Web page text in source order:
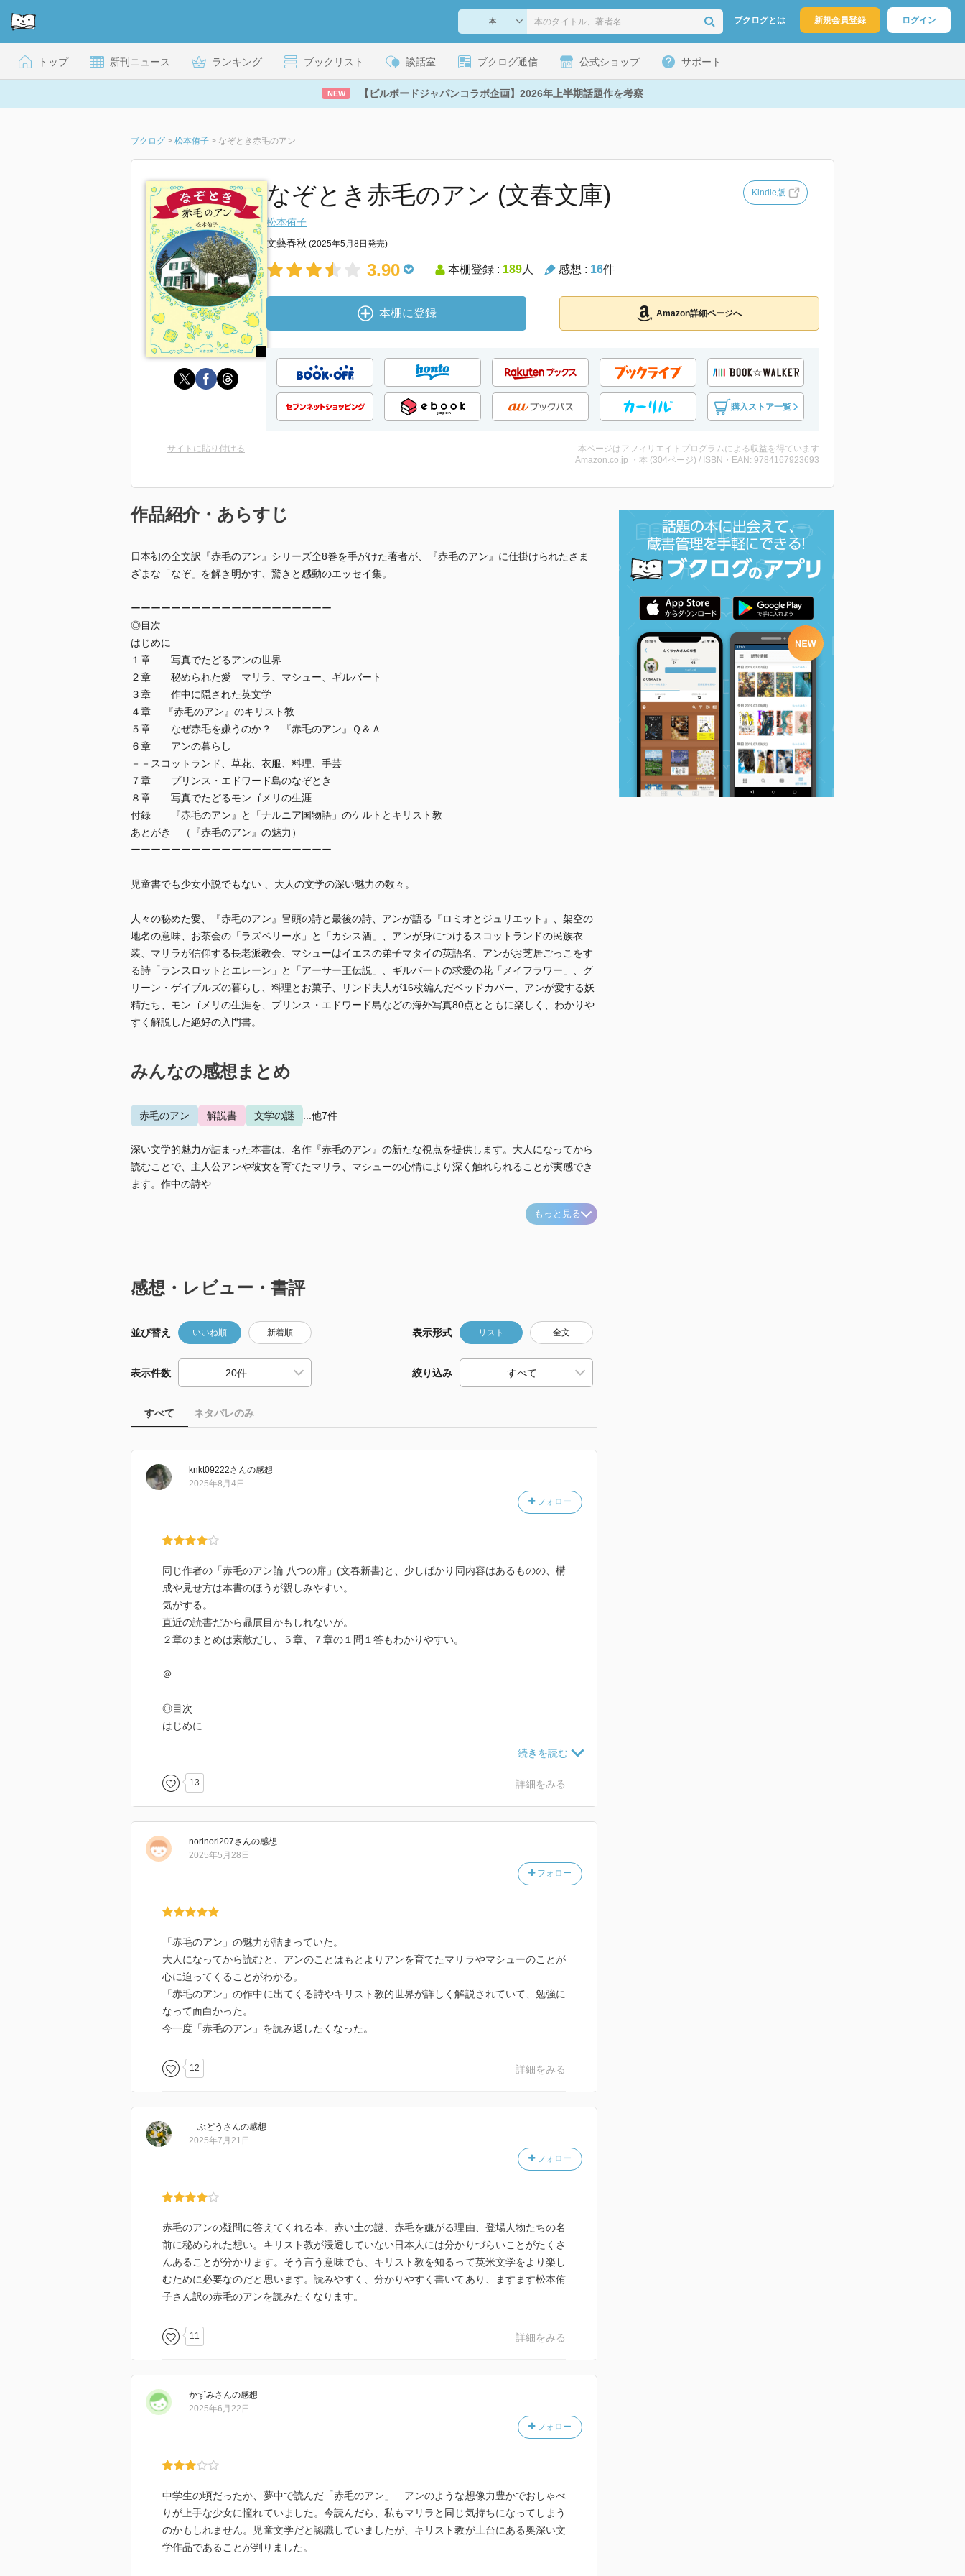
ブクログとは 新規会員登録 ログイン
トップ 新刊ニュース ランキング ブックリスト 談話室 ブクログ通信 公式ショップ サポート
NEW 【ビルボードジャパンコラボ企画】2026年上半期話題作を考察
ブクログ > 松本侑子 > なぞとき赤毛のアン
なぞとき赤毛のアン (文春文庫) Kindle版
松本侑子
文藝春秋 (2025年5月8日発売)
3.90 本棚登録 : 189人 感想 : 16件
本棚に登録 Amazon詳細ページへ
購入ストア一覧
サイトに貼り付ける
本ページはアフィリエイトプログラムによる収益を得ています
Amazon.co.jp ・本 (304ページ) / ISBN・EAN: 9784167923693
作品紹介・あらすじ
日本初の全文訳『赤毛のアン』シリーズ全8巻を手がけた著者が、『赤毛のアン』に仕掛けられたさま
ざまな「なぞ」を解き明かす、驚きと感動のエッセイ集。
ーーーーーーーーーーーーーーーーーーーー
◎目次
はじめに
１章 写真でたどるアンの世界
２章 秘められた愛 マリラ、マシュー、ギルバート
３章 作中に隠された英文学
４章 『赤毛のアン』のキリスト教
５章 なぜ赤毛を嫌うのか？ 『赤毛のアン』Ｑ＆Ａ
６章 アンの暮らし
－－スコットランド、草花、衣服、料理、手芸
７章 プリンス・エドワード島のなぞとき
８章 写真でたどるモンゴメリの生涯
付録 『赤毛のアン』と「ナルニア国物語」のケルトとキリスト教
あとがき （『赤毛のアン』の魅力）
ーーーーーーーーーーーーーーーーーーーー
児童書でも少女小説でもない 、大人の文学の深い魅力の数々。
人々の秘めた愛、『赤毛のアン』冒頭の詩と最後の詩、アンが語る『ロミオとジュリエット』、架空の
地名の意味、お茶会の「ラズベリー水」と「カシス酒」、アンが身につけるスコットランドの民族衣
装、マリラが信仰する長老派教会、マシューはイエスの弟子マタイの英語名、アンがお芝居ごっこをす
る詩「ランスロットとエレーン」と「アーサー王伝説」、ギルバートの求愛の花「メイフラワー」、グ
リーン・ゲイブルズの暮らし、料理とお菓子、リンド夫人が16枚編んだベッドカバー、アンが愛する妖
精たち、モンゴメリの生涯を、プリンス・エドワード島などの海外写真80点とともに楽しく、わかりや
すく解説した絶好の入門書。
みんなの感想まとめ
赤毛のアン 解説書 文学の謎 ...他7件
深い文学的魅力が詰まった本書は、名作『赤毛のアン』の新たな視点を提供します。大人になってから
読むことで、主人公アンや彼女を育てたマリラ、マシューの心情により深く触れられることが実感でき
ます。作中の詩や...
もっと見る
感想・レビュー・書評
並び替え いいね順 新着順 表示形式 リスト 全文
表示件数 絞り込み
すべて ネタバレのみ
knkt09222さんの感想
フォロー
2025年8月4日
同じ作者の「赤毛のアン論 八つの扉」(文春新書)と、少しばかり同内容はあるものの、構
成や見せ方は本書のほうが親しみやすい。
気がする。
直近の読書だから贔屓目かもしれないが。
２章のまとめは素敵だし、５章、７章の１問１答もわかりやすい。
＠
◎目次
はじめに
３章 作中に隠された英文学
４章 『赤毛のアン』のキリスト教
７章 プリンス・エドワード島のなぞとき
８章 写真でたどるモンゴメリの生涯
人々の秘めた愛、『赤毛のアン』冒頭の詩と最後の詩、アンが語る『ロミオとジュリエッ
ト』、架空の地名の意味、お茶会の「ラズベリー水」と「カシス酒」、アンが身につける
スコットランドの民族衣装、マリラが信仰する長老派教会、マシューはイエスの弟子マタ
イの英語名、アンがお芝居ごっこをする詩「ランスロットとエレーン」と「アーサー王伝
説」、ギルバートの求愛の花「メイフラワー」、グリーン・ゲイブルズの暮らし、料理と
お菓子、リンド夫人が16枚編んだベッドカバー、アンが愛する妖精たち、モンゴメリの生
た絶好の入門書。
13 詳細をみる
norinori207さんの感想
フォロー
2025年5月28日
「赤毛のアン」の魅力が詰まっていた。
大人になってから読むと、アンのことはもとよりアンを育てたマリラやマシューのことが
心に迫ってくることがわかる。
「赤毛のアン」の作中に出てくる詩やキリスト教的世界が詳しく解説されていて、勉強に
なって面白かった。
今一度「赤毛のアン」を読み返したくなった。
12 詳細をみる
ぶどう さんの感想
フォロー
2025年7月21日
赤毛のアンの疑問に答えてくれる本。赤い土の謎、赤毛を嫌がる理由、登場人物たちの名
前に秘められた想い。キリスト教が浸透していない日本人には分かりづらいことがたくさ
んあることが分かります。そう言う意味でも、キリスト教を知るって英米文学をより楽し
むために必要なのだと思います。読みやすく、分かりやすく書いてあり、ますます松本侑
子さん訳の赤毛のアンを読みたくなります。
11 詳細をみる
かずみさんの感想
フォロー
2025年6月22日
中学生の頃だったか、夢中で読んだ「赤毛のアン」 アンのような想像力豊かでおしゃべ
りが上手な少女に憧れていました。今読んだら、私もマリラと同じ気持ちになってしまう
のかもしれません。児童文学だと認識していましたが、キリスト教が土台にある奥深い文
学作品であることが判りました。